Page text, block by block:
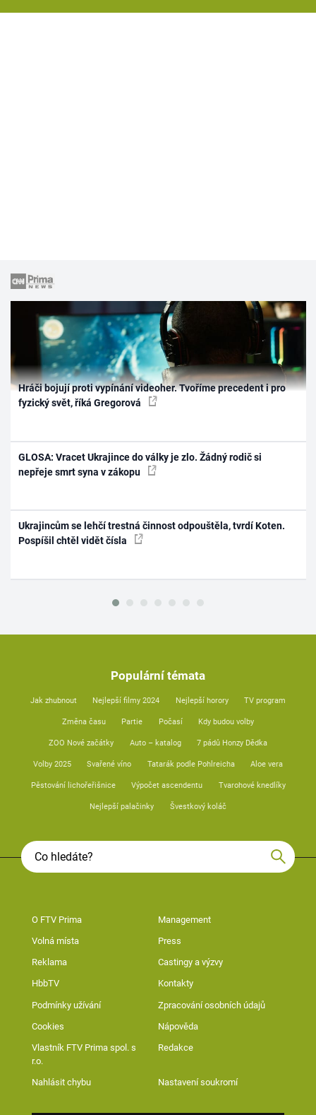
Hráči bojují proti vypínání videoher. Tvoříme precedent i pro
fyzický svět, říká Gregorová
GLOSA: Vracet Ukrajince do války je zlo. Žádný rodič si
nepřeje smrt syna v zákopu
Ukrajincům se lehčí trestná činnost odpouštěla, tvrdí Koten.
Pospíšil chtěl vidět čísla
Populární témata
Jak zhubnout Nejlepší filmy 2024 Nejlepší horory TV program
Změna času Partie Počasí Kdy budou volby
ZOO Nové začátky Auto – katalog 7 pádů Honzy Dědka
Volby 2025 Svařené víno Tatarák podle Pohlreicha Aloe vera
Pěstování lichořeřišnice Výpočet ascendentu Tvarohové knedlíky
Nejlepší palačinky Švestkový koláč
O FTV Prima Management
Volná místa Press
Reklama Castingy a výzvy
HbbTV Kontakty
Podmínky užívání Zpracování osobních údajů
Cookies Nápověda
Vlastník FTV Prima spol. s
r.o.
Redakce
Nahlásit chybu Nastavení soukromí